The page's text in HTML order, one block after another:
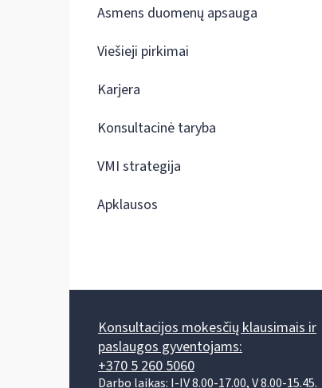
Asmens duomenų apsauga
Viešieji pirkimai
Karjera
Konsultacinė taryba
VMI strategija
Apklausos
Konsultacijos mokesčių klausimais ir
paslaugos gyventojams:
+370 5 260 5060
Darbo laikas: I-IV 8.00-17.00, V 8.00-15.45.